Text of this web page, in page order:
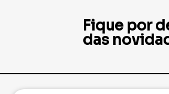
Fique por
das